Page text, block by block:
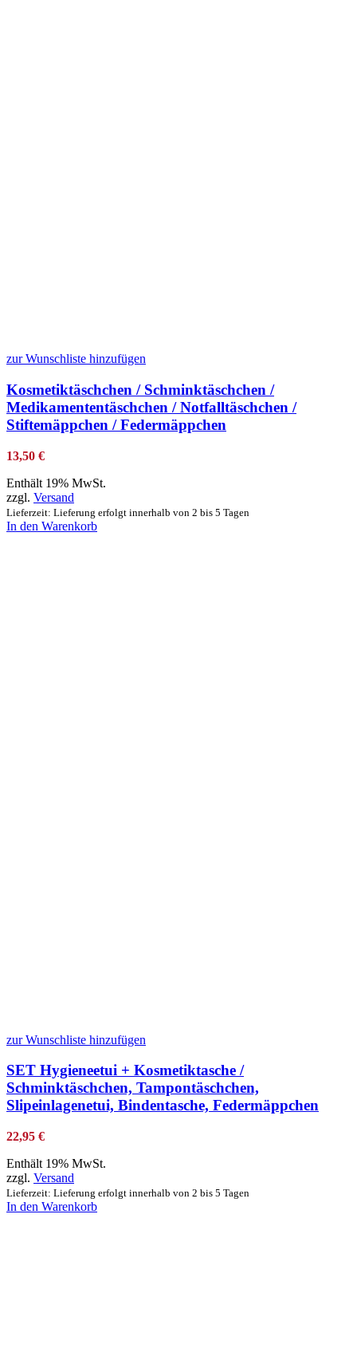
zur Wunschliste hinzufügen
Kosmetiktäschchen / Schminktäschchen /
Medikamententäschchen / Notfalltäschchen /
Stiftemäppchen / Federmäppchen
13,50 €
Enthält 19% MwSt.
zzgl. Versand
Lieferzeit: Lieferung erfolgt innerhalb von 2 bis 5 Tagen
In den Warenkorb
zur Wunschliste hinzufügen
SET Hygieneetui + Kosmetiktasche /
Schminktäschchen, Tampontäschchen,
Slipeinlagenetui, Bindentasche, Federmäppchen
22,95 €
Enthält 19% MwSt.
zzgl. Versand
Lieferzeit: Lieferung erfolgt innerhalb von 2 bis 5 Tagen
In den Warenkorb